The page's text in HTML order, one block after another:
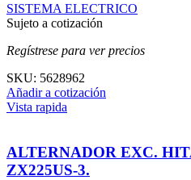
SISTEMA ELECTRICO
Sujeto a cotización
Regístrese para ver precios
SKU: 5628962
Añadir a cotización
Vista rapida
ALTERNADOR EXC.
ZX225US-3.